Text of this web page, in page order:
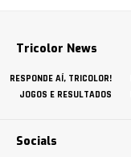
Tricolor News
RESPONDE AÍ, TRICOLOR!
JOGOS E RESULTADOS
Socials